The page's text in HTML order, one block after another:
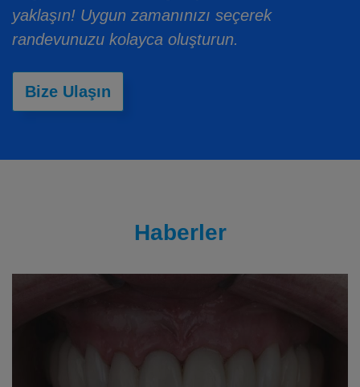
yaklaşın! Uygun zamanınızı seçerek
randevunuzu kolayca oluşturun.
Bize Ulaşın
Haberler